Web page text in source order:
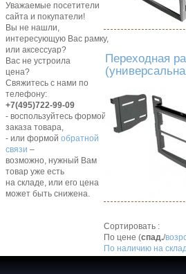
Уважаемые посетители
сайта и покупатели!
Вы не нашли,
интересующую Вас рамку,
или аксессуар?
Вас не устроила
цена?
Свяжитесь с нами по
телефону:
+7(495)722-99-09
- воспользуйтесь формой
заказа товара,
- или формой обратной
связи –
возможно, нужный Вам
товар уже есть
на складе, или его цена
может быть снижена.
Переходная
Сортировать :
По цене (спад./
По наличию на